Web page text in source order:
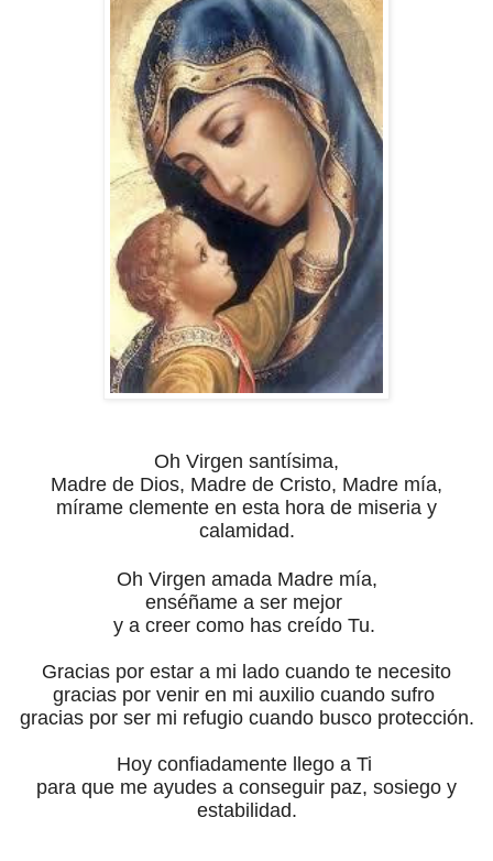
Oh Virgen santísima,
Madre de Dios, Madre de Cristo, Madre mía,
mírame clemente en esta hora de miseria y
calamidad.
Oh Virgen amada Madre mía,
enséñame a ser mejor
y a creer como has creído Tu.
Gracias por estar a mi lado cuando te necesito
gracias por venir en mi auxilio cuando sufro
gracias por ser mi refugio cuando busco protección.
Hoy confiadamente llego a Ti
para que me ayudes a conseguir paz, sosiego y
estabilidad.